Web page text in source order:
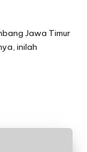
Jawa Timur
inilah